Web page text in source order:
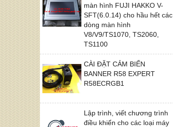
màn hình FUJI HAKKO V-
SFT(6.0.14) cho hầu hết các
dòng màn hình
V8/V9/TS1070, TS2060,
TS1100
CÀI ĐẶT CẢM BIẾN
BANNER R58 EXPERT
R58ECRGB1
Lập trình, viết chương trình
điều khiển cho các loại máy